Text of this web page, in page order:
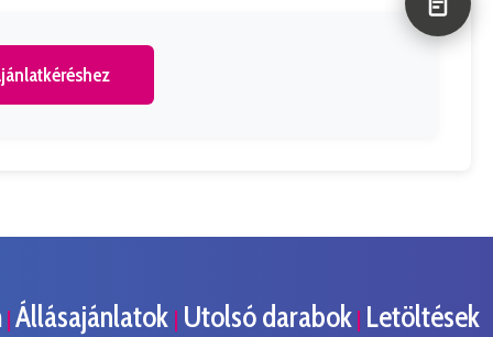
| Állásajánlatok | Utolsó darabok | Letöltések